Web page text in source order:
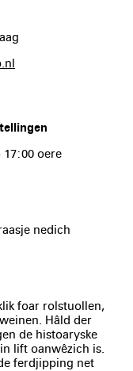
17:00 oere
nedich
foar rolstuollen,
Hâld der
de histoaryske
lift oanwêzich is.
ferdjipping net